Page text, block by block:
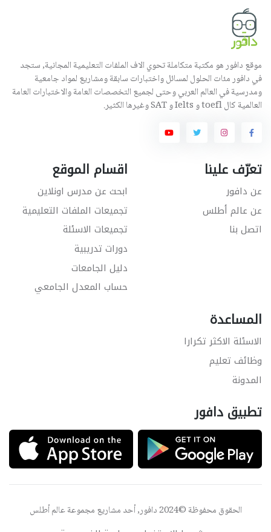
موقع دافور هو مكتبة متكاملة تحوي الاف الملفات التعليمية المجانية, ستجد
في دافور مئات الحلول لمسائل واختبارات سابقة ومشاريع لمواد جامعية
ومدرسية في العالم العربي وحتى لجميع التخصصات العامة والاختبارات العامة
العالمية كال toefl و Ielts و SAT وغيرها الكثير.
تعرّف علينا
عن دافور
عن عالم أطلس
اتصل بنا
اقسام الموقع
ابحث عن مدرس اونلاين
تجميعات الملفات التعليمية
تجميعات الاسئلة
دورات تدريبية
دليل الجامعات
حساب المعدل الجامعي
المساعدة
الاسئلة الاكثر تكرارا
وظائف تعليم
المدونة
تطبيق دافور
الحقوق محفوظة ©2024 دافور, أحد مشاريع مجموعة عالم أطلس